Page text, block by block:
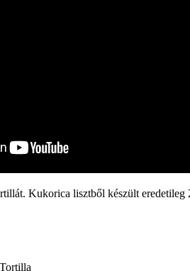
Kukorica lisztből készült